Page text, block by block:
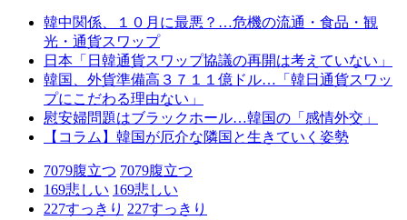
韓中関係、１０月に最悪？…危機の流通・食品・観
光・通貨スワップ
日本「日韓通貨スワップ協議の再開は考えていない」
韓国、外貨準備高３７１１億ドル…「韓日通貨スワッ
プにこだわる理由ない」
慰安婦問題はブラックホール…韓国の「感情外交」
【コラム】韓国が厄介な隣国と生きていく姿勢
7079腹立つ 7079腹立つ
169悲しい 169悲しい
227すっきり 227すっきり